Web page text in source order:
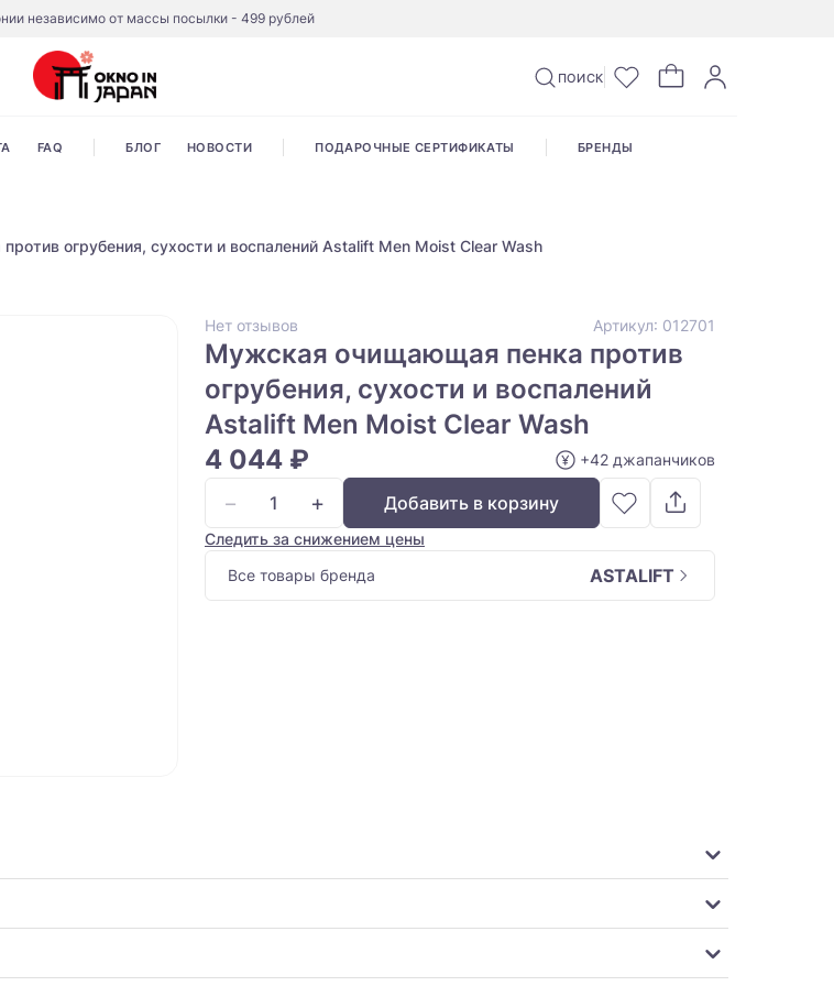
независимо от массы посылки - 499 рублей
ПОИСК
FAQ БЛОГ НОВОСТИ ПОДАРОЧНЫЕ СЕРТИФИКАТЫ БРЕНДЫ
огрубения, сухости и воспалений Astalift Men Moist Clear Wash
Нет отзывов Артикул: 012701
Мужская очищающая пенка против
огрубения, сухости и воспалений
Astalift Men Moist Clear Wash
4 044 ₽
+42 джапанчиков
− + Добавить в корзину
Следить за снижением цены
Все товары бренда
ASTALIFT